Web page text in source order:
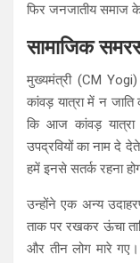
फिर जनजातीय समाज के
सामाजिक
मुख्यमंत्री (CM
कांवड़ यात्रा में न
कि आज कांवड़
उपद्रवियों का नाम दे
हमें इनसे सतर्क रहना
उन्होंने एक अन्य
ताक पर रखकर ऊंचा
और तीन लोग मारे